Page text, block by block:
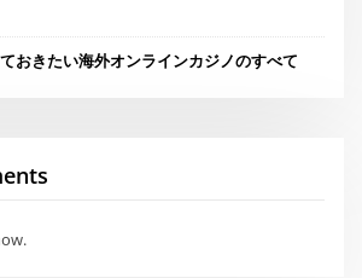
おきたい海外オンラインカジノのすべて